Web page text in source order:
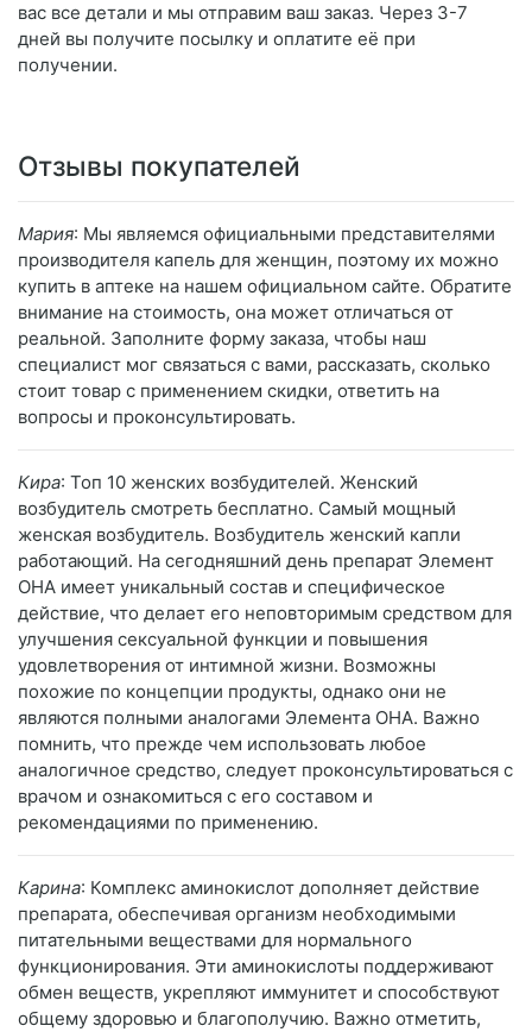
вас все детали и мы отправим ваш заказ. Через 3-7
дней вы получите посылку и оплатите её при
получении.
Отзывы покупателей
Мария: Мы являемся официальными представителями
производителя капель для женщин, поэтому их можно
купить в аптеке на нашем официальном сайте. Обратите
внимание на стоимость, она может отличаться от
реальной. Заполните форму заказа, чтобы наш
специалист мог связаться с вами, рассказать, сколько
стоит товар с применением скидки, ответить на
вопросы и проконсультировать.
Кира: Топ 10 женских возбудителей. Женский
возбудитель смотреть бесплатно. Самый мощный
женская возбудитель. Возбудитель женский капли
работающий. На сегодняшний день препарат Элемент
ОНА имеет уникальный состав и специфическое
действие, что делает его неповторимым средством для
улучшения сексуальной функции и повышения
удовлетворения от интимной жизни. Возможны
похожие по концепции продукты, однако они не
являются полными аналогами Элемента ОНА. Важно
помнить, что прежде чем использовать любое
аналогичное средство, следует проконсультироваться с
врачом и ознакомиться с его составом и
рекомендациями по применению.
Карина: Комплекс аминокислот дополняет действие
препарата, обеспечивая организм необходимыми
питательными веществами для нормального
функционирования. Эти аминокислоты поддерживают
обмен веществ, укрепляют иммунитет и способствуют
общему здоровью и благополучию. Важно отметить,